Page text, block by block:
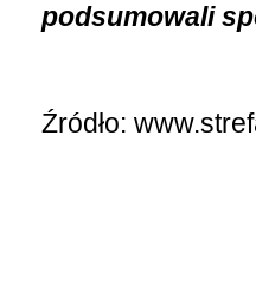
podsumowali
Źródło: